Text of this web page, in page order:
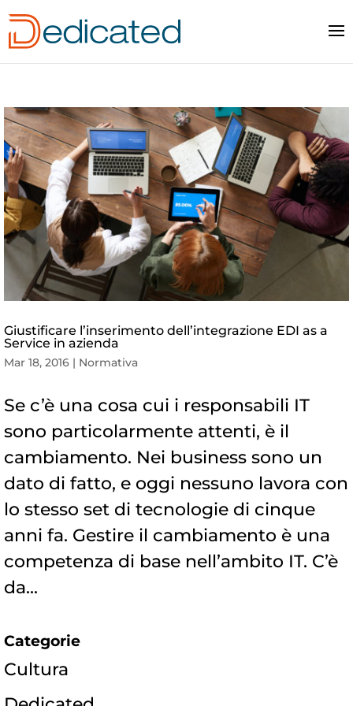
Giustificare l’inserimento dell’integrazione EDI as a
Service in azienda
Mar 18, 2016 | Normativa
Se c’è una cosa cui i responsabili IT
sono particolarmente attenti, è il
cambiamento. Nei business sono un
dato di fatto, e oggi nessuno lavora con
lo stesso set di tecnologie di cinque
anni fa. Gestire il cambiamento è una
competenza di base nell’ambito IT. C’è
da...
Categorie
Cultura